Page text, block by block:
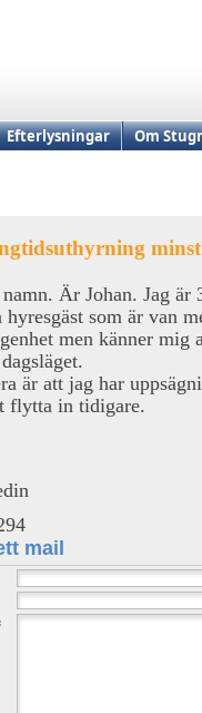
Efterlysningar Om
Är Johan. Jag är
hyresgäst som är van
men känner
är att jag har
flytta in tidigare.
mail